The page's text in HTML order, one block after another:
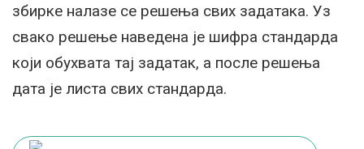
збирке налазе се решења свих задатака. Уз
свако решење наведена је шифра стандарда
који обухвата тај задатак, а после решења
дата је листа свих стандарда.